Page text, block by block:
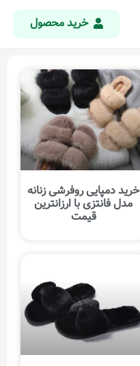
خرید محصول
خرید دمپایی روفرشی زنانه
مدل فانتزی با ارزانترین
قیمت